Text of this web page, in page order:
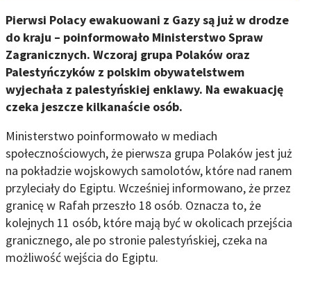
Pierwsi Polacy ewakuowani z Gazy są już w drodze
do kraju – poinformowało Ministerstwo Spraw
Zagranicznych. Wczoraj grupa Polaków oraz
Palestyńczyków z polskim obywatelstwem
wyjechała z palestyńskiej enklawy. Na ewakuację
czeka jeszcze kilkanaście osób.
Ministerstwo poinformowało w mediach
społecznościowych, że pierwsza grupa Polaków jest już
na pokładzie wojskowych samolotów, które nad ranem
przyleciały do Egiptu. Wcześniej informowano, że przez
granicę w Rafah przeszło 18 osób. Oznacza to, że
kolejnych 11 osób, które mają być w okolicach przejścia
granicznego, ale po stronie palestyńskiej, czeka na
możliwość wejścia do Egiptu.